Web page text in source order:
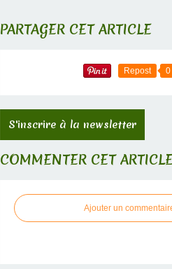
PARTAGER CET ARTICLE
Repost 0
S'inscrire à la newsletter
COMMENTER CET
Ajouter un